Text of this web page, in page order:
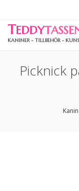
TEDDY
KANINER - TILLBEHÖR -
Picknick
Kanin